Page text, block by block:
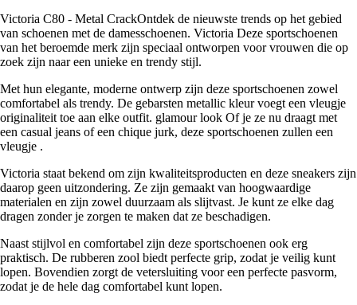
Victoria C80 - Metal CrackOntdek de nieuwste trends op het gebied
van schoenen met de damesschoenen. Victoria Deze sportschoenen
van het beroemde merk zijn speciaal ontworpen voor vrouwen die op
zoek zijn naar een unieke en trendy stijl.
Met hun elegante, moderne ontwerp zijn deze sportschoenen zowel
comfortabel als trendy. De gebarsten metallic kleur voegt een vleugje
originaliteit toe aan elke outfit. glamour look Of je ze nu draagt met
een casual jeans of een chique jurk, deze sportschoenen zullen een
vleugje .
Victoria staat bekend om zijn kwaliteitsproducten en deze sneakers zijn
daarop geen uitzondering. Ze zijn gemaakt van hoogwaardige
materialen en zijn zowel duurzaam als slijtvast. Je kunt ze elke dag
dragen zonder je zorgen te maken dat ze beschadigen.
Naast stijlvol en comfortabel zijn deze sportschoenen ook erg
praktisch. De rubberen zool biedt perfecte grip, zodat je veilig kunt
lopen. Bovendien zorgt de vetersluiting voor een perfecte pasvorm,
zodat je de hele dag comfortabel kunt lopen.